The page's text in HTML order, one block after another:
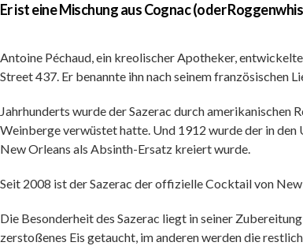
Er ist eine Mischung aus Cognac (oder
Antoine Péchaud, ein kreolischer Apotheker,
Street 437. Er benannte ihn nach seinem französischen
Jahrhunderts wurde der Sazerac durch amerikanischen
Weinberge verwüstet hatte. Und 1912 wurde der in
New Orleans als Absinth-Ersatz kreiert wurde.
Seit 2008 ist der Sazerac der offizielle Cocktail von
Die Besonderheit des Sazerac liegt in seiner
zerstoßenes Eis getaucht, im anderen werden die